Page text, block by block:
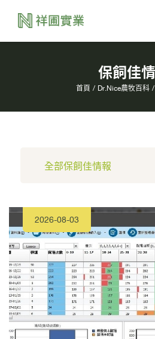
保飼佳
首頁 Dr.Nice農牧百科
2026-08-03